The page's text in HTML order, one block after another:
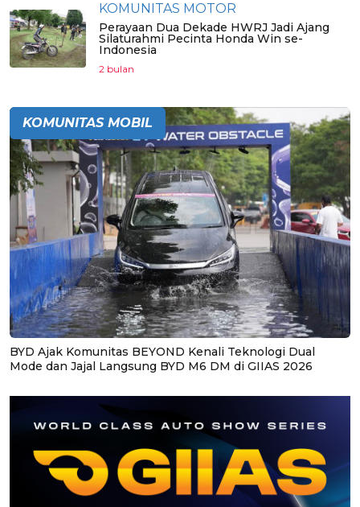
KOMUNITAS MOTOR
Perayaan Dua Dekade HWRJ Jadi Ajang
Silaturahmi Pecinta Honda Win se-
Indonesia
2 bulan
KOMUNITAS MOBIL
BYD Ajak Komunitas BEYOND Kenali Teknologi Dual
Mode dan Jajal Langsung BYD M6 DM di GIIAS 2026